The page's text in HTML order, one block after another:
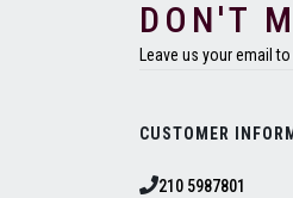
DON'T
Leave us your email
CUSTOMER
210 5987801